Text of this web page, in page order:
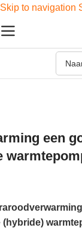
Skip to navigation
een